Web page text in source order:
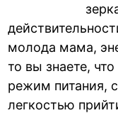
молода мама,
то вы знаете,
режим питания,
легкостью